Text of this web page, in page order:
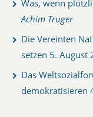
Was, wenn
Achim Truger
Die Vereinten
setzen 5. August
Das
demokratisieren